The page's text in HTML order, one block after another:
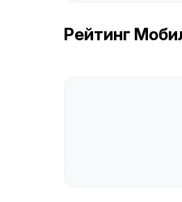
Рейтинг